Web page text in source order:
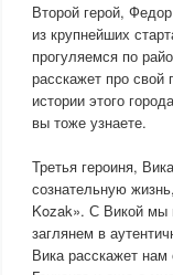
Второй герой,
из крупнейших
прогуляемся по
расскажет про свой
истории этого
вы тоже узнаете.
Третья героиня,
сознательную
Kozak». С Викой мы
заглянем в
Вика расскажет